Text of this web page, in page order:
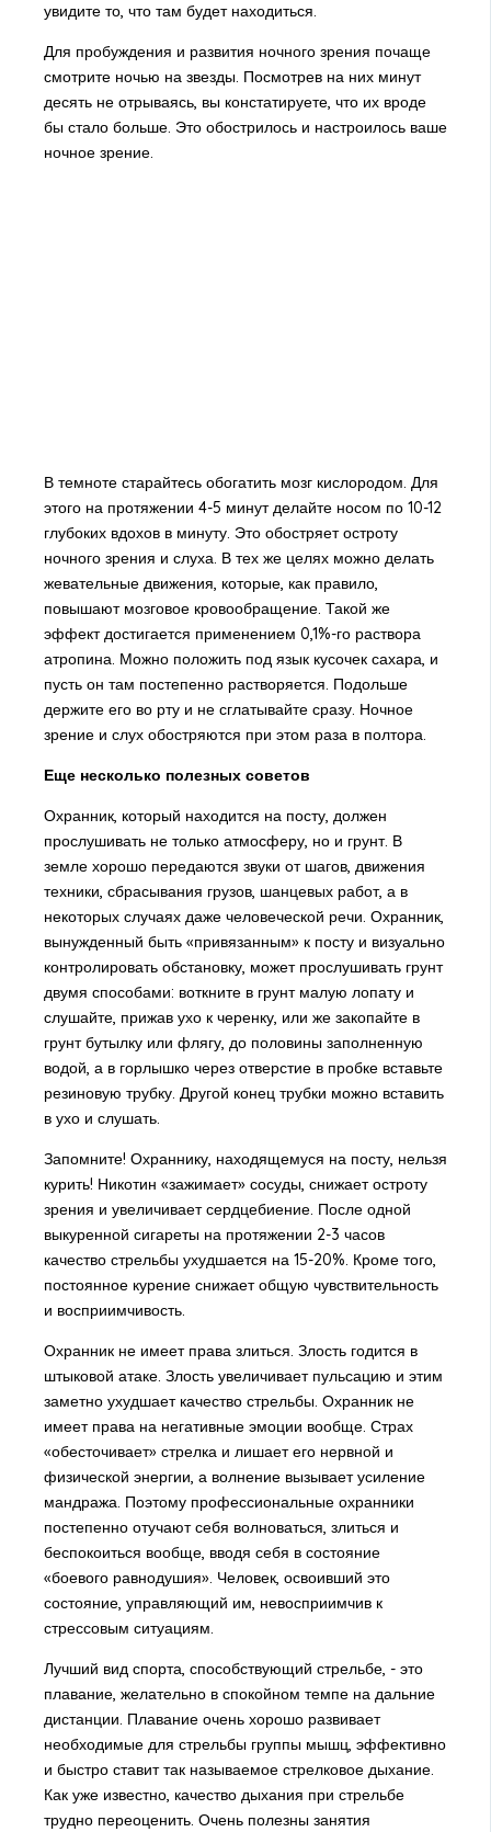
увидите то, что там будет находиться.
Для пробуждения и развития ночного зрения почаще
смотрите ночью на звезды. Посмотрев на них минут
десять не отрываясь, вы констатируете, что их вроде
бы стало больше. Это обострилось и настроилось ваше
ночное зрение.
В темноте старайтесь обогатить мозг кислородом. Для
этого на протяжении 4-5 минут делайте носом по 10-12
глубоких вдохов в минуту. Это обостряет остроту
ночного зрения и слуха. В тех же целях можно делать
жевательные движения, которые, как правило,
повышают мозговое кровообращение. Такой же
эффект достигается применением 0,1%-го раствора
атропина. Можно положить под язык кусочек сахара, и
пусть он там постепенно растворяется. Подольше
держите его во рту и не сглатывайте сразу. Ночное
зрение и слух обостряются при этом раза в полтора.
Еще несколько полезных советов
Охранник, который находится на посту, должен
прослушивать не только атмосферу, но и грунт. В
земле хорошо передаются звуки от шагов, движения
техники, сбрасывания грузов, шанцевых работ, а в
некоторых случаях даже человеческой речи. Охранник,
вынужденный быть «привязанным» к посту и визуально
контролировать обстановку, может прослушивать грунт
двумя способами: воткните в грунт малую лопату и
слушайте, прижав ухо к черенку, или же закопайте в
грунт бутылку или флягу, до половины заполненную
водой, а в горлышко через отверстие в пробке вставьте
резиновую трубку. Другой конец трубки можно вставить
в ухо и слушать.
Запомните! Охраннику, находящемуся на посту, нельзя
курить! Никотин «зажимает» сосуды, снижает остроту
зрения и увеличивает сердцебиение. После одной
выкуренной сигареты на протяжении 2-3 часов
качество стрельбы ухудшается на 15-20%. Кроме того,
постоянное курение снижает общую чувствительность
и восприимчивость.
Охранник не имеет права злиться. Злость годится в
штыковой атаке. Злость увеличивает пульсацию и этим
заметно ухудшает качество стрельбы. Охранник не
имеет права на негативные эмоции вообще. Страх
«обесточивает» стрелка и лишает его нервной и
физической энергии, а волнение вызывает усиление
мандража. Поэтому профессиональные охранники
постепенно отучают себя волноваться, злиться и
беспокоиться вообще, вводя себя в состояние
«боевого равнодушия». Человек, освоивший это
состояние, управляющий им, невосприимчив к
стрессовым ситуациям.
Лучший вид спорта, способствующий стрельбе, - это
плавание, желательно в спокойном темпе на дальние
дистанции. Плавание очень хорошо развивает
необходимые для стрельбы группы мышц, эффективно
и быстро ставит так называемое стрелковое дыхание.
Как уже известно, качество дыхания при стрельбе
трудно переоценить. Очень полезны занятия